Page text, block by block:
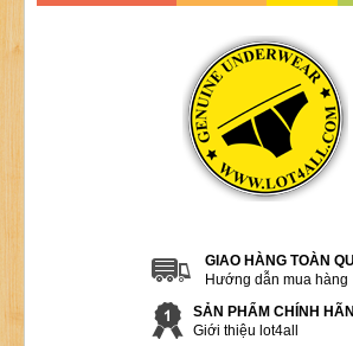
GIAO HÀNG TOÀN
Hướng dẫn mua hàng
SẢN PHẨM CHÍNH
Giới thiệu lot4all